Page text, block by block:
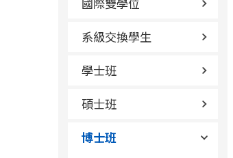
系級交換學生
學士班
碩士班
博士班